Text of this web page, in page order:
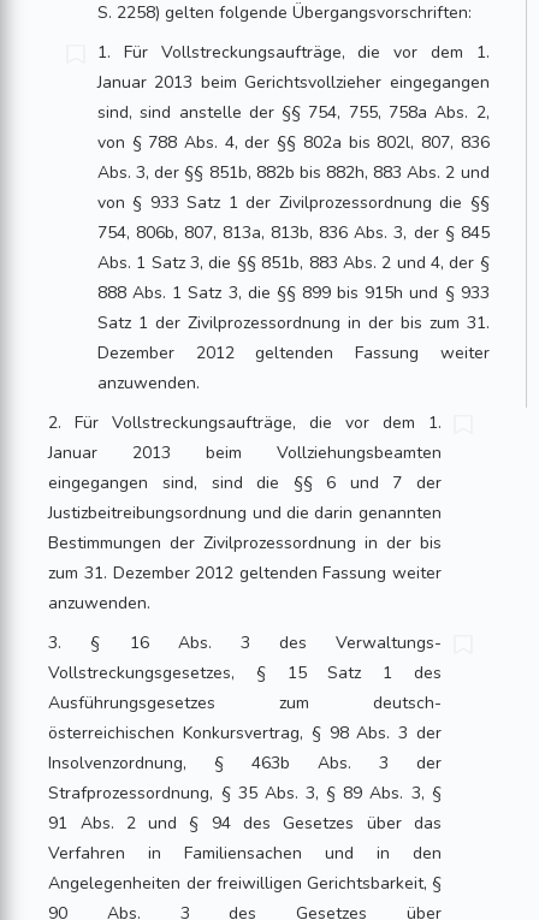
S. 2258) gelten folgende Übergangsvorschriften:
1. Für Vollstreckungsaufträge, die vor dem 1.
Januar 2013 beim Gerichtsvollzieher eingegangen
sind, sind anstelle der §§ 754, 755, 758a Abs. 2,
von § 788 Abs. 4, der §§ 802a bis 802l, 807, 836
Abs. 3, der §§ 851b, 882b bis 882h, 883 Abs. 2 und
von § 933 Satz 1 der Zivilprozessordnung die §§
754, 806b, 807, 813a, 813b, 836 Abs. 3, der § 845
Abs. 1 Satz 3, die §§ 851b, 883 Abs. 2 und 4, der §
888 Abs. 1 Satz 3, die §§ 899 bis 915h und § 933
Satz 1 der Zivilprozessordnung in der bis zum 31.
Dezember 2012 geltenden Fassung weiter
anzuwenden.
2. Für Vollstreckungsaufträge, die vor dem 1.
Januar 2013 beim Vollziehungsbeamten
eingegangen sind, sind die §§ 6 und 7 der
Justizbeitreibungsordnung und die darin genannten
Bestimmungen der Zivilprozessordnung in der bis
zum 31. Dezember 2012 geltenden Fassung weiter
anzuwenden.
3. § 16 Abs. 3 des Verwaltungs-
Vollstreckungsgesetzes, § 15 Satz 1 des
Ausführungsgesetzes zum deutsch-
österreichischen Konkursvertrag, § 98 Abs. 3 der
Insolvenzordnung, § 463b Abs. 3 der
Strafprozessordnung, § 35 Abs. 3, § 89 Abs. 3, §
91 Abs. 2 und § 94 des Gesetzes über das
Verfahren in Familiensachen und in den
Angelegenheiten der freiwilligen Gerichtsbarkeit, §
90 Abs. 3 des Gesetzes über